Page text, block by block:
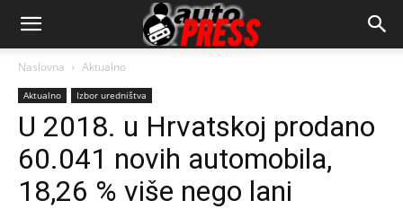
AutopressHR
Naslovna Aktualno
Aktualno Izbor uredništva
U 2018. u Hrvatskoj prodano
60.041 novih automobila,
18,26 % više nego lani